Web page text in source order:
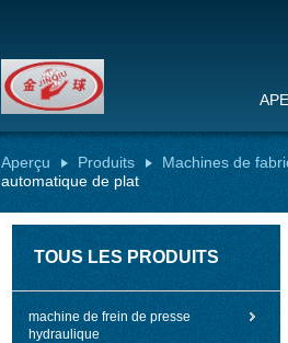
Aperçu Produits Machines de
automatique de plat
TOUS LES PRODUITS
machine de frein de presse
hydraulique